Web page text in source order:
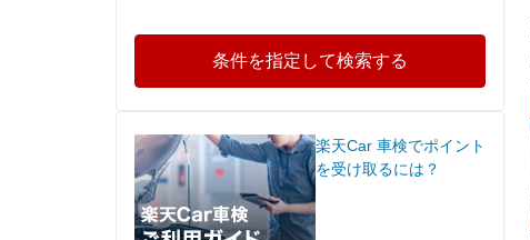
条件を指定して検索する
楽天Car 車検でポイント
を受け取るには？